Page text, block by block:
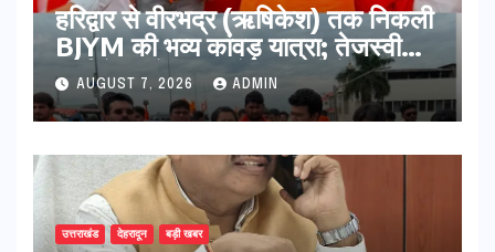
​हरिद्वार से वीरभद्र (ऋषिकेश) तक निकली
BJYM की भव्य कांवड़ यात्रा; तेजस्वी
सूर्या ने की देश व प्रदेशवासियों के कल्याण
की कामना
AUGUST 7, 2026 ADMIN
उत्तराखंड देहरादून बड़ी खबर